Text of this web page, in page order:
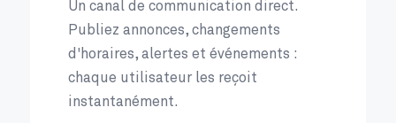
Un canal de communication direct.
Publiez annonces, changements
d'horaires, alertes et événements :
chaque utilisateur les reçoit
instantanément.